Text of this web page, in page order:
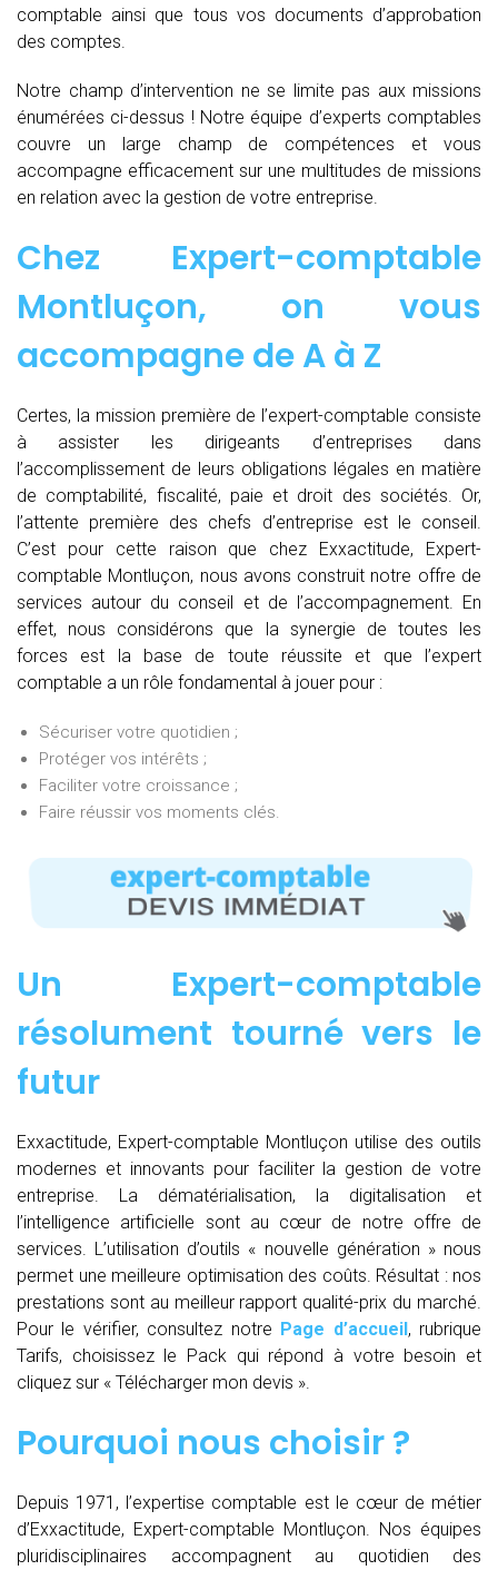
comptable ainsi que tous vos documents d’approbation
des comptes.
Notre champ d’intervention ne se limite pas aux missions
énumérées ci-dessus ! Notre équipe d’experts comptables
couvre un large champ de compétences et vous
accompagne efficacement sur une multitudes de missions
en relation avec la gestion de votre entreprise.
Chez Expert-comptable
Montluçon, on vous
accompagne deA à Z
Certes, la mission première de l’expert-comptable consiste
à assister les dirigeants d’entreprises dans
l’accomplissement de leurs obligations légales en matière
de comptabilité, fiscalité, paie et droit des sociétés. Or,
l’attente première des chefs d’entreprise est le conseil.
C’est pour cette raison que chez Exxactitude, Expert-
comptable Montluçon, nous avons construit notre offre de
services autour du conseil et de l’accompagnement. En
effet, nous considérons que la synergie de toutes les
forces est la base de toute réussite et que l’expert
comptable a un rôle fondamental à jouer pour :
Sécuriser votre quotidien ;
Protéger vos intérêts ;
Faciliter votre croissance ;
Faire réussir vos moments clés.
Un Expert-comptable
résolument tourné vers le
futur
Exxactitude, Expert-comptable Montluçon utilise des outils
modernes et innovants pour faciliter la gestion de votre
entreprise. La dématérialisation, la digitalisation et
l’intelligence artificielle sont au cœur de notre offre de
services. L’utilisation d’outils « nouvelle génération » nous
permet une meilleure optimisation des coûts. Résultat : nos
prestations sont au meilleur rapport qualité-prix du marché.
Pour le vérifier, consultez notre Page d’accueil, rubrique
Tarifs, choisissez le Pack qui répond à votre besoin et
cliquez sur « Télécharger mon devis ».
Pourquoi nous choisir ?
Depuis 1971, l’expertise comptable est le cœur de métier
d’Exxactitude, Expert-comptable Montluçon. Nos équipes
pluridisciplinaires accompagnent au quotidien des